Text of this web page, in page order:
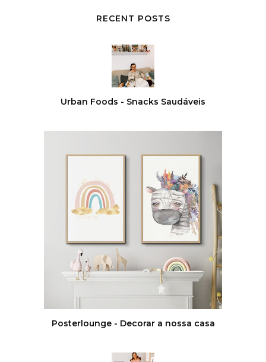
RECENT POSTS
Urban Foods - Snacks Saudáveis
Posterlounge - Decorar a nossa casa